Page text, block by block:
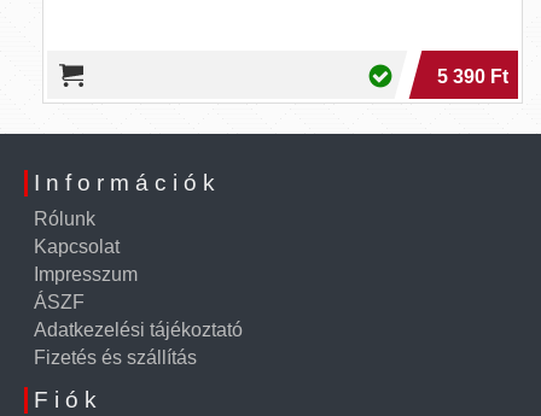
5 390 Ft
Információk
Rólunk
Kapcsolat
Impresszum
ÁSZF
Adatkezelési tájékoztató
Fizetés és szállítás
Fiók